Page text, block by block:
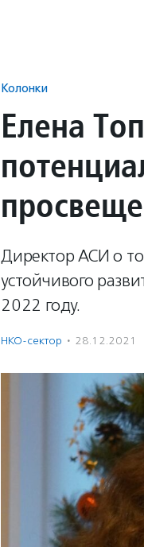
Колонки
Елена
Директор АСИ о
устойчивого
2022 году.
НКО-сектор · 28.12.2021